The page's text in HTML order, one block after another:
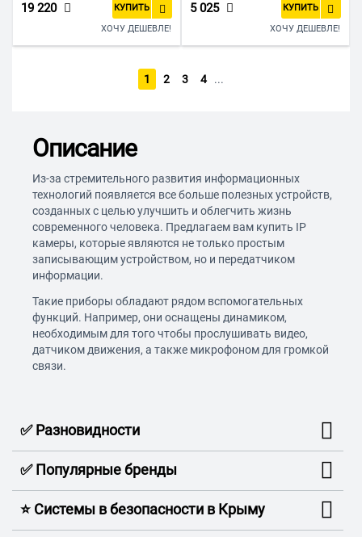
19 220 КУПИТЬ
ХОЧУ ДЕШЕВЛЕ!
5 025 КУПИТЬ
ХОЧУ ДЕШЕВЛЕ!
1 2 3 4 ...
Описание
Из-за стремительного развития информационных
технологий появляется все больше полезных устройств,
созданных с целью улучшить и облегчить жизнь
современного человека. Предлагаем вам купить IP
камеры, которые являются не только простым
записывающим устройством, но и передатчиком
информации.
Такие приборы обладают рядом вспомогательных
функций. Например, они оснащены динамиком,
необходимым для того чтобы прослушивать видео,
датчиком движения, а также микрофоном для громкой
связи.
✅ Разновидности
✅ Популярные бренды
⭐️ Системы в безопасности в Крыму